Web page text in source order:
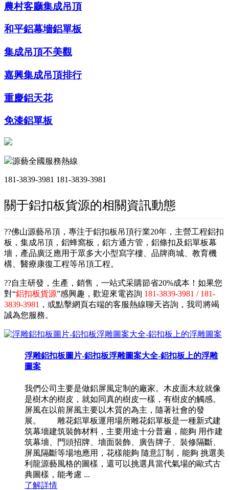
農村客廳集成吊頂
和平鋁幕墻鋁單板
集成吊頂不美觀
嘉興集成吊頂排行
重慶鋁天花
免漆鋁單板
源藝全國服務熱線
181-3839-3981 181-3839-3981
關于鋁扣板貨源的相關資訊動態
??佛山源藝吊頂，專注于鋁扣板吊頂行業20年，主營工程鋁扣
板，集成吊頂，鋁蜂窩板，鋁方通方管，鋁條扣及鋁單板幕
墻，產品廣泛應用于眾多大小型寫字樓、品牌商城、教育機
構、醫療康復工程等吊頂工程。
??自主研發，生產，銷售，一站式采購節省20%成本！如果您
對“鋁扣板貨源”感興趣，歡迎來電咨詢 181-3839-3981 / 181-
3839-3981 ，或點擊網頁右端的客服熱線聊天咨詢，我司將竭
誠為您服務。
浮雕鋁扣板圖片-鋁扣板浮雕圖案大全-鋁扣板上的浮雕
圖案
我們公司主要是做鋁屏風定制的廠家。木皮面木紋就像
是樹木的樹皮，就如同真的樹皮一樣，有樹皮的觸感。
屏風在以前屏風主要以木質的為主，隨著社會的發
展。 雕花鋁單板運用場所雕花鋁單板是一種新式建
筑幕墻建筑裝飾材料，主要用途十分普遍，能夠 用作建
筑幕墻、門頭招牌、墻面裝飾、廣告牌子、裝修隔斷、
屏風隔斷等場地應用，花樣能夠 隨意訂制，能夠 挑選美
利龍源藝風格的圖樣，還可以挑選具當代氣場的歐式古
典圖樣，能考慮 ...
了解詳情